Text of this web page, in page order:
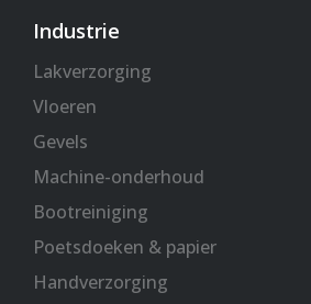
Industrie
Lakverzorging
Vloeren
Gevels
Machine-onderhoud
Bootreiniging
Poetsdoeken & papier
Handverzorging